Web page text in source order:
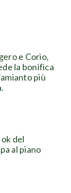
e Corio,
la bonifica
più
del
al piano